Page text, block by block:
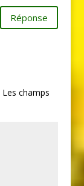
Réponse
Les champs